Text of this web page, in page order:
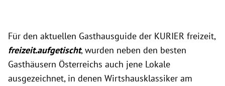
Für den aktuellen Gasthausguide der KURIER freizeit,
freizeit.aufgetischt, wurden neben den besten
Gasthäusern Österreichs auch jene Lokale
ausgezeichnet, in denen Wirtshausklassiker am